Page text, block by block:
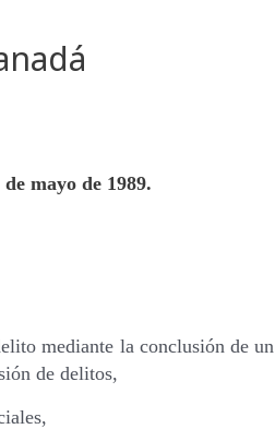
mayo de 1989.
mediante la conclusión de un
de delitos,